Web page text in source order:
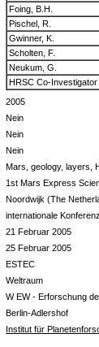
Foing, B.H.
Pischel, R.
Gwinner, K.
Scholten, F.
Neukum, G.
HRSC Co-Investigator
2005
Nein
Nein
Nein
Mars, geology, layers,
1st Mars Express
Noordwijk (The
internationale Konferenz
21 Februar 2005
25 Februar 2005
ESTEC
Weltraum
W EW - Erforschung
Berlin-Adlershof
Institut für